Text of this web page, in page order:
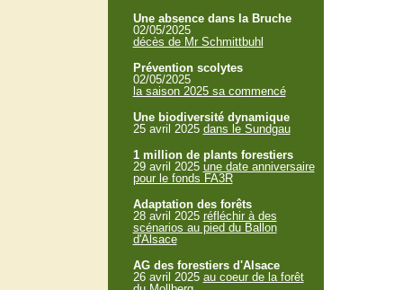
Une absence dans la Bruche
02/05/2025
décès de Mr Schmittbuhl
Prévention scolytes
02/05/2025
la saison 2025 sa commencé
Une biodiversité dynamique
25 avril 2025 dans le Sundgau
1 million de plants forestiers
29 avril 2025 une date anniversaire
pour le fonds FA3R
Adaptation des forêts
28 avril 2025 réfléchir à des
scénarios au pied du Ballon
d'Alsace
AG des forestiers d'Alsace
26 avril 2025 au coeur de la forêt